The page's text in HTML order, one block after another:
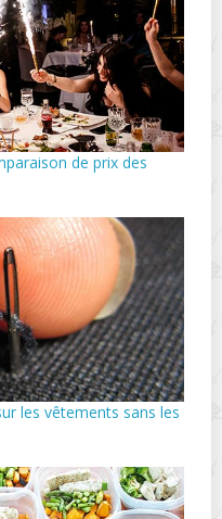
de prix des
les vêtements sans les